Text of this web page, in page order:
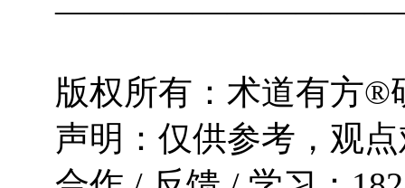
版权所有：术道有方®
声明：仅供参考，观